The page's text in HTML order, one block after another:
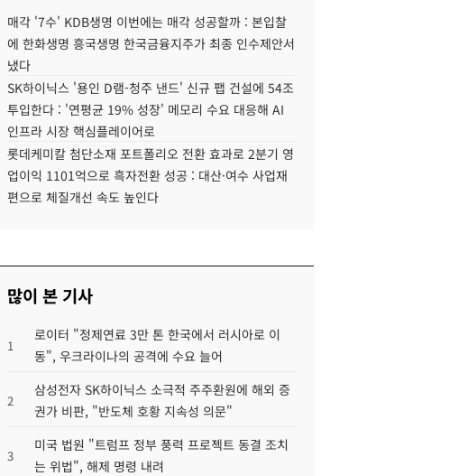
매각 '7수' KDB생명 이번에는 매각 성공할까 : 본입찰
에 한화생명 흥국생명 한국금융지주가 최종 인수제안서
냈다
SK하이닉스 '용인 D램-청주 낸드' 신규 팹 건설에 54조
투입한다 : '연평균 19% 성장' 메모리 수요 대응해 AI
인프라 시장 핵심플레이어로
롯데케미칼 첨단소재 포트폴리오 전환 효과로 2분기 영
업이익 1101억으로 흑자전환 성공 : 대산·여수 사업재
편으로 체질개선 속도 높인다
많이 본 기사
1
로이터 "정제연료 3만 톤 한국에서 러시아로 이
동", 우크라이나의 공격에 수요 늘어
2
삼성전자 SK하이닉스 소극적 주주환원에 해외 증
권가 비판, "반도체 호황 지속성 의문"
3
미국 법원 "트럼프 정부 풍력 프로젝트 동결 조치
는 위법", 해제 명령 내려